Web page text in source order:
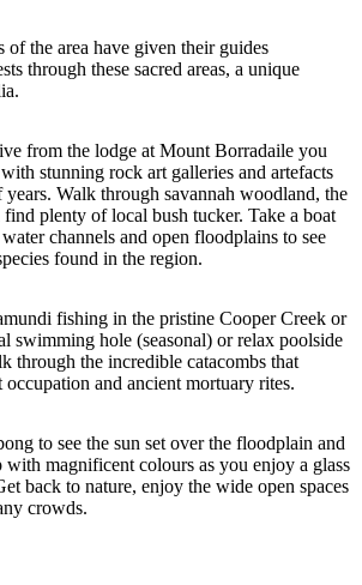
the area have given their guides
through these sacred areas, a unique
from the lodge at Mount Borradaile you
stunning rock art galleries and artefacts
years. Walk through savannah woodland, the
plenty of local bush tucker. Take a boat
channels and open floodplains to see
found in the region.
fishing in the pristine Cooper Creek or
swimming hole (seasonal) or relax poolside
through the incredible catacombs that
and ancient mortuary rites.
to see the sun set over the floodplain and
magnificent colours as you enjoy a glass
back to nature, enjoy the wide open spaces
crowds.